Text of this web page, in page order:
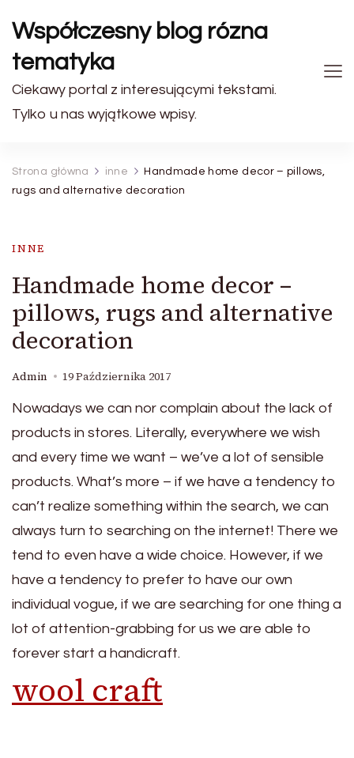
Współczesny blog rózna
tematyka
Ciekawy portal z interesującymi tekstami.
Tylko u nas wyjątkowe wpisy.
Strona główna inne
Handmade home decor – pillows,
rugs and alternative decoration
INNE
Handmade home decor –
pillows, rugs and alternative
decoration
Admin 19 Października 2017
Nowadays we can nor complain about the lack of
products in stores. Literally, everywhere we wish
and every time we want – we’ve a lot of sensible
products. What’s more – if we have a tendency to
can’t realize something within the search, we can
always turn to searching on the internet! There we
tend to even have a wide choice. However, if we
have a tendency to prefer to have our own
individual vogue, if we are searching for one thing a
lot of attention-grabbing for us we are able to
forever start a handicraft.
wool craft